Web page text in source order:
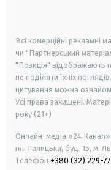
Всі комерційні рекламні
чи "Партнерський
"Позиція" відображають
не поділяти їхніх
цитування можна
Усі права захищені.
року (21+)
Онлайн-медіа «24 Канал»
пл. Галицька, буд. 15, м.
Телефон +380 (32) 229-